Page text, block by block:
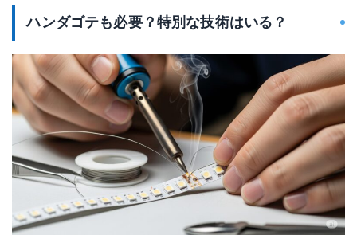
ハンダゴテも必要？特別な技術はいる？